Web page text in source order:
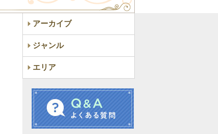
アーカイブ
ジャンル
エリア